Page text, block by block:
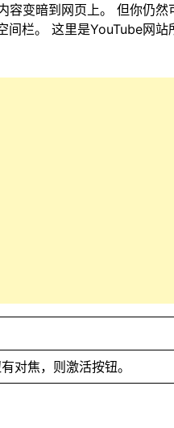
变暗到网页上。 但你仍然
间栏。 这里是YouTube网站
对焦，则激活按钮。